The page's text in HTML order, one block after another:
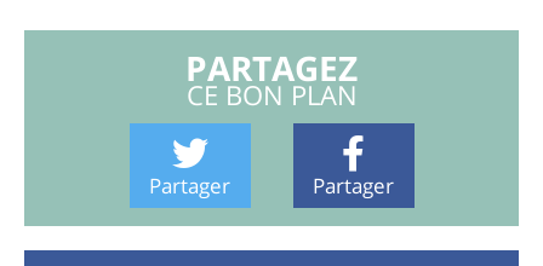
PARTAGEZ
CE BON PLAN
Partager Partager